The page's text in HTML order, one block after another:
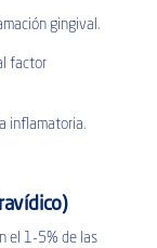
gingival.
factor
inflamatoria.
el 1-5% de las